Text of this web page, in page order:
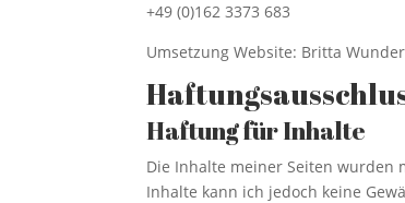
+49 (0)162 3373 683
Umsetzung Website: Britta
Haftung für Inhalte
Die Inhalte meiner Seiten wurden
Inhalte kann ich jedoch keine